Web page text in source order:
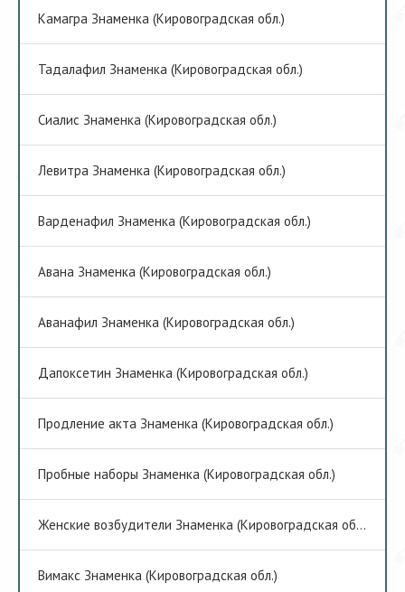
Камагра Знаменка (Кировоградская обл.)
Тадалафил Знаменка (Кировоградская обл.)
Сиалис Знаменка (Кировоградская обл.)
Левитра Знаменка (Кировоградская обл.)
Варденафил Знаменка (Кировоградская обл.)
Авана Знаменка (Кировоградская обл.)
Аванафил Знаменка (Кировоградская обл.)
Дапоксетин Знаменка (Кировоградская обл.)
Продление акта Знаменка (Кировоградская обл.)
Пробные наборы Знаменка (Кировоградская обл.)
Женские возбудители Знаменка (Кировоградская обл.)
Вимакс Знаменка (Кировоградская обл.)